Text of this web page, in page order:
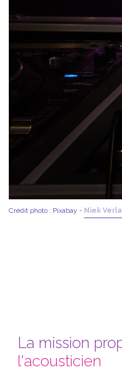
Crédit photo : Pixabay - Niek
La mission
l'acousticien